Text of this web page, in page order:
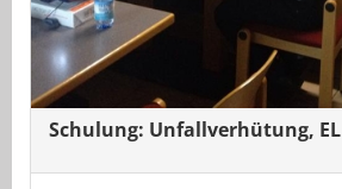
Schulung: Unfallverhütung, EL